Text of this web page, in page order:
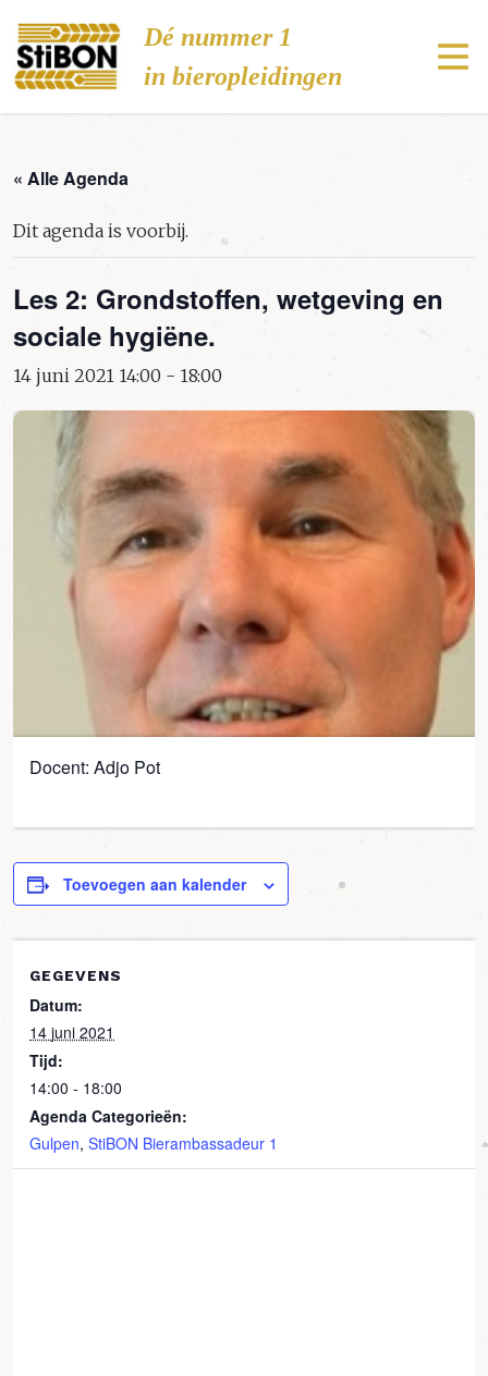
Stibon
Dé nummer 1
in bieropleidingen
« Alle Agenda
Dit agenda is voorbij.
Les 2: Grondstoffen, wetgeving en
sociale hygiëne.
14 juni 2021 14:00 - 18:00
Docent: Adjo Pot
Toevoegen aan kalender
GEGEVENS
Datum:
14 juni 2021
Tijd:
14:00 - 18:00
Agenda Categorieën:
Gulpen, StiBON Bierambassadeur 1